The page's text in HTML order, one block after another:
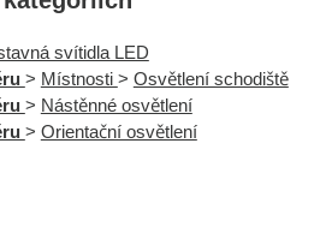
svítidla LED
> Místnosti > Osvětlení schodiště
> Nástěnné osvětlení
> Orientační osvětlení